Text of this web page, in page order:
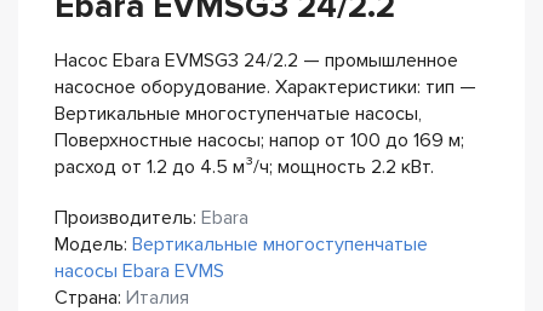
Насос Ebara EVMSG3 24/2.2 — промышленное
насосное оборудование. Характеристики: тип —
Вертикальные многоступенчатые насосы,
Поверхностные насосы; напор от 100 до 169 м;
расход от 1.2 до 4.5 м³/ч; мощность 2.2 кВт.
Производитель: Ebara
Модель: Вертикальные многоступенчатые
насосы Ebara EVMS
Страна: Италия